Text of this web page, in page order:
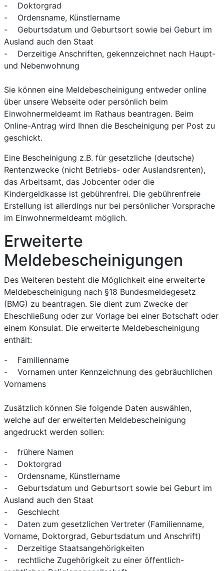
- Doktorgrad
- Ordensname, Künstlername
- Geburtsdatum und Geburtsort sowie bei Geburt im
Ausland auch den Staat
- Derzeitige Anschriften, gekennzeichnet nach Haupt-
und Nebenwohnung
Sie können eine Meldebescheinigung entweder online
über unsere Webseite oder persönlich beim
Einwohnermeldeamt im Rathaus beantragen. Beim
Online-Antrag wird Ihnen die Bescheinigung per Post zu
geschickt.
Eine Bescheinigung z.B. für gesetzliche (deutsche)
Rentenzwecke (nicht Betriebs- oder Auslandsrenten),
das Arbeitsamt, das Jobcenter oder die
Kindergeldkasse ist gebührenfrei. Die gebührenfreie
Erstellung ist allerdings nur bei persönlicher Vorsprache
im Einwohnermeldeamt möglich.
Erweiterte
Meldebescheinigungen
Des Weiteren besteht die Möglichkeit eine erweiterte
Meldebescheinigung nach §18 Bundesmeldegesetz
(BMG) zu beantragen. Sie dient zum Zwecke der
Eheschließung oder zur Vorlage bei einer Botschaft oder
einem Konsulat. Die erweiterte Meldebescheinigung
enthält:
- Familienname
- Vornamen unter Kennzeichnung des gebräuchlichen
Vornamens
Zusätzlich können Sie folgende Daten auswählen,
welche auf der erweiterten Meldebescheinigung
angedruckt werden sollen:
- frühere Namen
- Doktorgrad
- Ordensname, Künstlername
- Geburtsdatum und Geburtsort sowie bei Geburt im
Ausland auch den Staat
- Geschlecht
- Daten zum gesetzlichen Vertreter (Familienname,
Vorname, Doktorgrad, Geburtsdatum und Anschrift)
- Derzeitige Staatsangehörigkeiten
- rechtliche Zugehörigkeit zu einer öffentlich-